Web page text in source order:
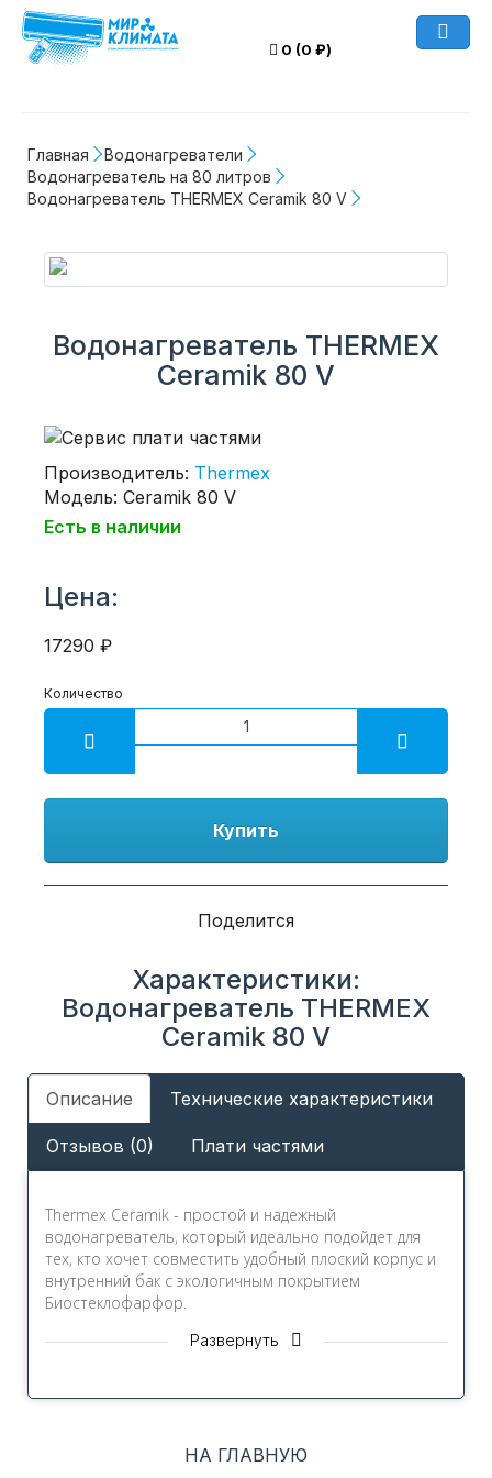
0 (0 ₽)
Главная
Водонагреватели
Водонагреватель на 80 литров
Водонагреватель THERMEX Ceramik 80 V
Водонагреватель THERMEX
Ceramik 80 V
Производитель: Thermex
Модель: Ceramik 80 V
Есть в наличии
Цена:
17290 ₽
Количество
Купить
Поделится
Характеристики:
Водонагреватель THERMEX
Ceramik 80 V
Описание Технические характеристики
Отзывов (0) Плати частями
Thermex Ceramik - простой и надежный
водонагреватель, который идеально подойдет для
тех, кто хочет совместить удобный плоский корпус и
внутренний бак с экологичным покрытием
Биостеклофарфор.
Преимущества Thermex
Удобный корпус для компактного размещения.
Развернуть
НА ГЛАВНУЮ